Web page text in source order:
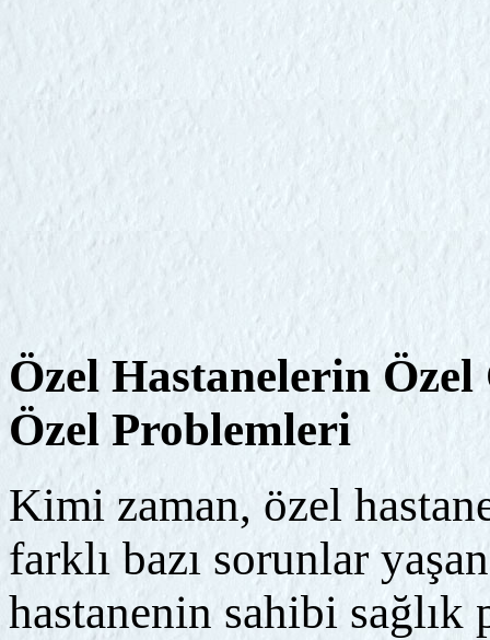
Özel Hastanelerin
Özel Problemleri
Kimi zaman, özel
farklı bazı sorunlar
hastanenin sahibi